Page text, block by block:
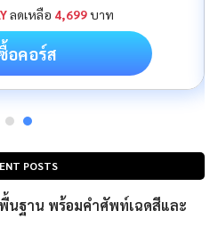
POSTS
นฐาน พร้อมคำศัพท์เฉดสีและ
ลดเหลือ 4,699บาท
อคอร์ส